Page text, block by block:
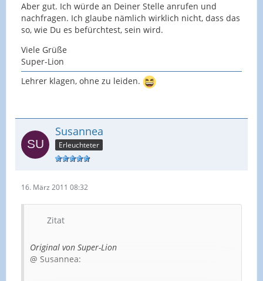
Aber gut. Ich würde an Deiner Stelle anrufen und
nachfragen. Ich glaube nämlich wirklich nicht, dass das
so, wie Du es befürchtest, sein wird.
Viele Grüße
Super-Lion
Lehrer klagen, ohne zu leiden.
Susannea
Erleuchteter
16. März 2011 08:32
Zitat
Original von Super-Lion
@ Susannea: